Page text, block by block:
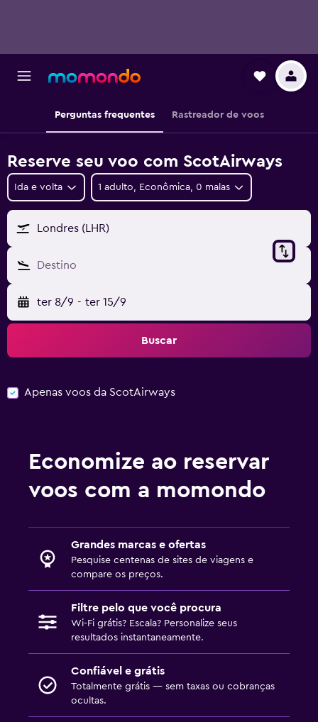
Perguntas frequentes Rastreador de voos
Reserve seu voo com ScotAirways
Ida e volta 1 adulto, Econômica, 0 malas
Londres (LHR)
Destino
ter 8/9 - ter 15/9
Buscar
Apenas voos da ScotAirways
Economize ao reservar
voos com a momondo
Grandes marcas e ofertas
Pesquise centenas de sites de viagens e
compare os preços.
Filtre pelo que você procura
Wi-Fi grátis? Escala? Personalize seus
resultados instantaneamente.
Confiável e grátis
Totalmente grátis — sem taxas ou cobranças
ocultas.